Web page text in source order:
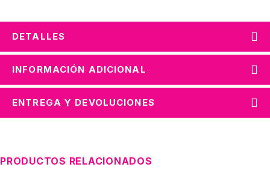
DETALLES
INFORMACIÓN ADICIONAL
ENTREGA Y DEVOLUCIONES
PRODUCTOS RELACIONADOS